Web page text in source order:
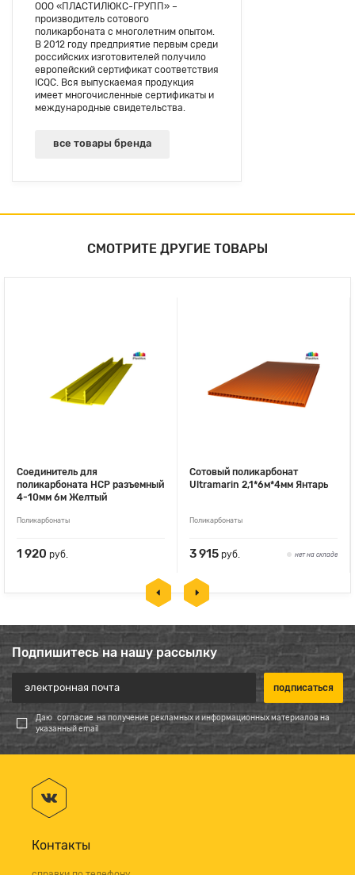
ООО «ПЛАСТИЛЮКС-ГРУПП» –
производитель сотового
поликарбоната с многолетним опытом.
В 2012 году предприятие первым среди
российских изготовителей получило
европейский сертификат соответствия
ICQC. Вся выпускаемая продукция
имеет многочисленные сертификаты и
международные свидетельства.
все товары бренда
СМОТРИТЕ ДРУГИЕ ТОВАРЫ
Соединитель для
поликарбоната НСР разъемный
4-10мм 6м Желтый
Поликарбонаты
1 920 руб.
Сотовый поликарбонат
Ultramarin 2,1*6м*4мм Янтарь
Поликарбонаты
3 915 руб. нет на складе
Подпишитесь на нашу рассылку
Даю согласие на получение рекламных и информационных материалов на
указанный email
Контакты